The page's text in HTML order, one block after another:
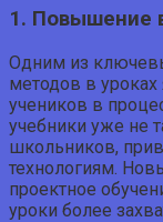
1. Повышение
Одним из
методов в
учеников в
учебники уже не
школьников,
технологиям.
проектное
уроки более